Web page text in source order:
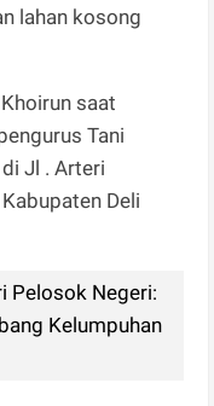
lahan kosong
saat
Tani
Jl . Arteri
Deli
Pelosok Negeri:
Kelumpuhan